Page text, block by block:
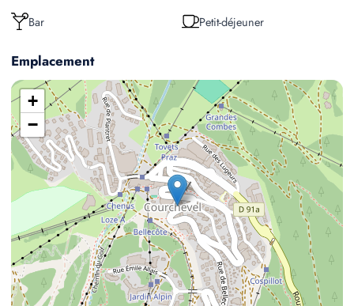
Bar
Petit-déjeuner
Emplacement
+
−